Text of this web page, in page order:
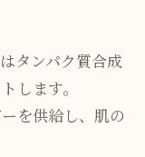
タンパク質合成
します。
を供給し、肌の